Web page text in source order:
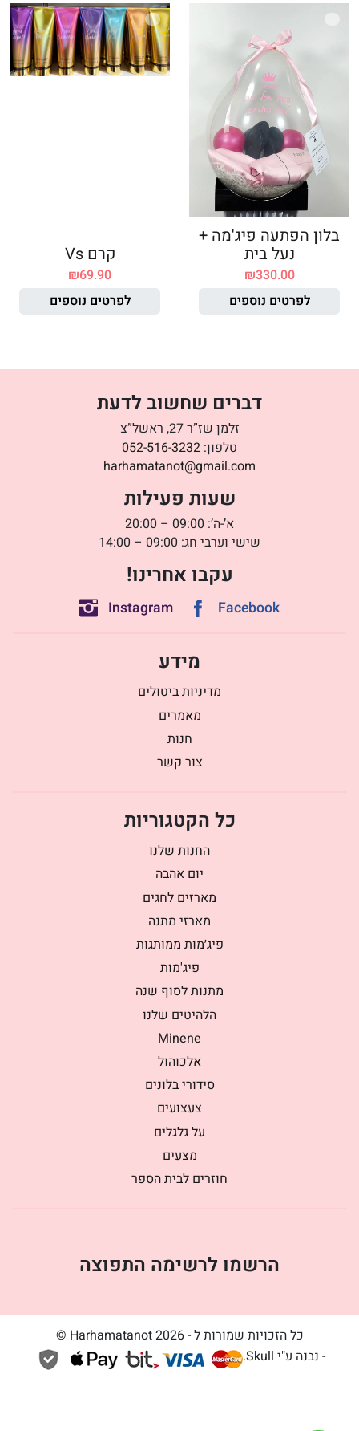
בלון הפתעה פיג'מה +
נעל בית
₪330.00
לפרטים נוספים
קרם Vs
₪69.90
לפרטים נוספים
דברים שחשוב לדעת
זלמן שז”ר 27, ראשל”צ
טלפון: 052-516-3232
harhamatanot@gmail.com
שעות פעילות
א’-ה’: 09:00 – 20:00
שישי וערבי חג: 09:00 – 14:00
עקבו אחרינו!
Facebook
Instagram
מידע
מדיניות ביטולים
מאמרים
חנות
צור קשר
כל הקטגוריות
החנות שלנו
יום אהבה
מארזים לחגים
מארזי מתנה
פיג׳מות ממותגות
פיג'מות
מתנות לסוף שנה
הלהיטים שלנו
Minene
אלכוהול
סידורי בלונים
צעצועים
על גלגלים
מצעים
חוזרים לבית הספר
הרשמו לרשימה התפוצה
כל הזכויות שמורות ל - Harhamatanot 2026 ©
- נבנה ע"י Skull
.